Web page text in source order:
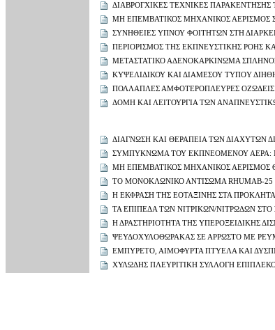
ΔΙΑΒΡΟΓΧΙΚΕΣ ΤΕΧΝΙΚΕΣ
ΜΗ ΕΠΕΜΒΑΤΙΚΟΣ ΜΗΧΑΝΙΚΟΣ ΑΕΡΙΣΜΟΣ
ΣΥΝΗΘΕΙΕΣ ΥΠΝΟΥ ΦΟΙΤΗΤΩΝ ΣΤΗ
ΠΕΡΙΟΡΙΣΜΟΣ ΤΗΣ ΕΚΠΝΕΥΣΤΙΚΗΣ ΡΟΗΣ
ΜΕΤΑΣΤΑΤΙΚΟ ΑΔΕΝΟΚΑΡΚΙΝΩΜΑ
ΚΥΨΕΛΙΔΙΚΟΥ ΚΑΙ ΔΙΑΜΕΣΟΥ ΤΥΠOΥ
ΠΟΛΛΑΠΛΕΣ ΑΜΦΟΤΕΡΟΠΛΕΥΡΕΣ
ΔΟΜΗ ΚΑΙ ΛΕΙΤΟΥΡΓΙΑ ΤΩΝ
ΔΙΑΓΝΩΣΗ ΚΑΙ ΘΕΡΑΠΕΙΑ ΤΩΝ
ΣΥΜΠΥΚΝΩΜΑ ΤΟΥ ΕΚΠΝΕΟΜΕΝΟΥ ΑΕΡΑ:
ΜΗ ΕΠΕΜΒΑΤΙΚΟΣ ΜΗΧΑΝΙΚΟΣ ΑΕΡΙΣΜΟΣ
ΤΟ ΜΟΝΟΚΛΩΝΙΚΟ ΑΝΤΙΣΩΜΑ RHUMAB-
Η ΕΚΦΡΑΣΗ ΤΗΣ ΕΟΤΑΞΙΝΗΣ ΣΤΑ
ΤΑ ΕΠΙΠΕΔΑ ΤΩΝ ΝΙΤΡΙΚΩΝ/ΝΙΤΡΩΔΩΝ
Η ΔΡΑΣΤΗΡΙΟΤΗΤΑ ΤΗΣ ΥΠΕΡΟΞΕΙΔΙΚΗΣ
ΨΕΥΔΟΧΥΛΟΘΩΡΑΚΑΣ ΣΕ ΑΡΡΩΣΤΟ ΜΕ
ΕΜΠΥΡΕΤΟ, ΑΙΜΟΦΥΡΤΑ ΠΤΥΕΛΑ ΚΑΙ
ΧΥΛΩΔΗΣ ΠΛΕΥΡΙΤΙΚΗ ΣΥΛΛΟΓΗ